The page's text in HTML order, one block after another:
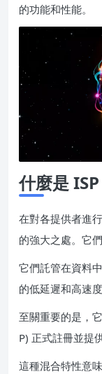
的功能和性能。
什麼是
在對各提供者進
的強大之處。它
它們託管在資料
的低延遲和高速度
至關重要的是，
P) 正式註冊並提供
這種混合特性意